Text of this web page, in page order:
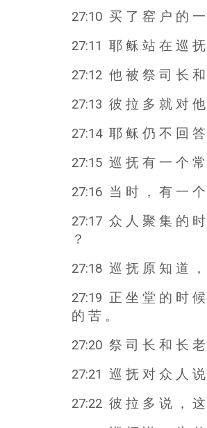
27:10 买 了 窑 户 的
27:11 耶 稣 站 在 巡
27:12 他 被 祭 司 长
27:13 彼 拉 多 就 对
27:14 耶 稣 仍 不 回
27:15 巡 抚 有 一 个
27:16 当 时 ， 有 一
27:17 众 人 聚 集 的
？
27:18 巡 抚 原 知 道
27:19 正 坐 堂 的 时
的 苦 。
27:20 祭 司 长 和 长
27:21 巡 抚 对 众 人
27:22 彼 拉 多 说 ，